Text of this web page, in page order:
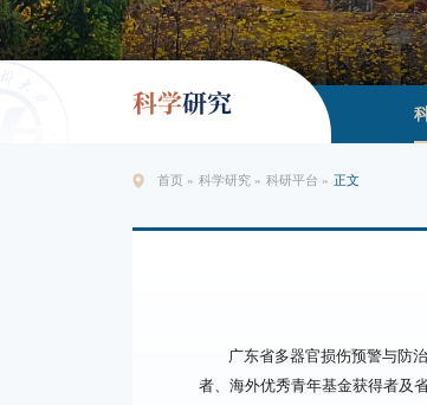
科学研究
首页 » 科学研究 » 科研平台 » 正文
广东省多器官损伤预警与防
者、海外优秀青年基金获得者及